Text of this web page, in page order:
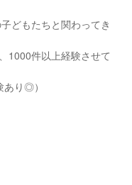
どもたちと関わってき
1000件以上経験させて
り◎）